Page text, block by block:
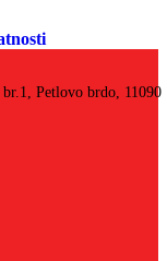
Petlovo brdo, 11090